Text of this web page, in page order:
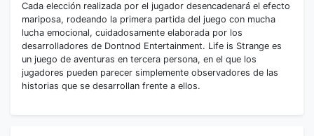
Cada elección realizada por el jugador desencadenará el efecto
mariposa, rodeando la primera partida del juego con mucha
lucha emocional, cuidadosamente elaborada por los
desarrolladores de Dontnod Entertainment. Life is Strange es
un juego de aventuras en tercera persona, en el que los
jugadores pueden parecer simplemente observadores de las
historias que se desarrollan frente a ellos.